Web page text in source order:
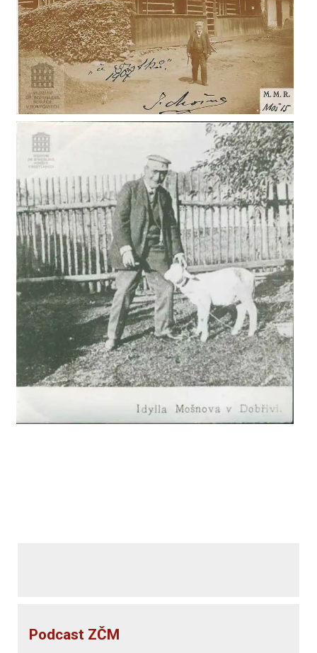
Podcast ZČM